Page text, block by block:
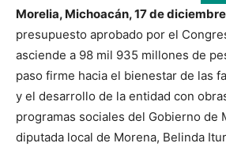
Morelia, Michoacán, 17 de
presupuesto aprobado por el
asciende a 98 mil 935 millones de
paso firme hacia el bienestar de las
y el desarrollo de la entidad con
programas sociales del Gobierno de
diputada local de Morena, Belinda